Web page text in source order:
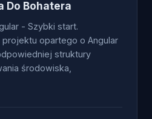
Do Bohatera
- Szybki start.
opartego o Angular
struktury
środowiska,